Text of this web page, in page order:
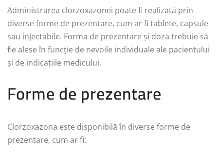
Administrarea clorzoxazonei poate fi realizată prin
diverse forme de prezentare, cum ar fi tablete, capsule
sau injectabile. Forma de prezentare și doza trebuie să
fie alese în funcție de nevoile individuale ale pacientului
și de indicațiile medicului.
Forme de prezentare
Clorzoxazona este disponibilă în diverse forme de
prezentare, cum ar fi: